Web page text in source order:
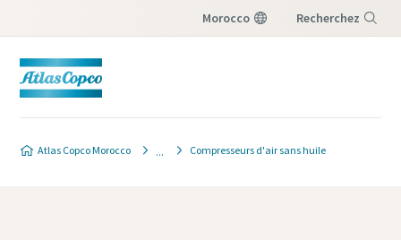
Morocco Recherchez
Atlas Copco Morocco Compresseurs d'air sans huile